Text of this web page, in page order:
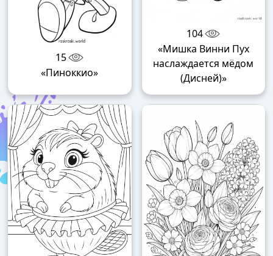
15
«Пиноккио»
104
«Мишка Винни Пух
наслаждается мёдом
(Дисней)»